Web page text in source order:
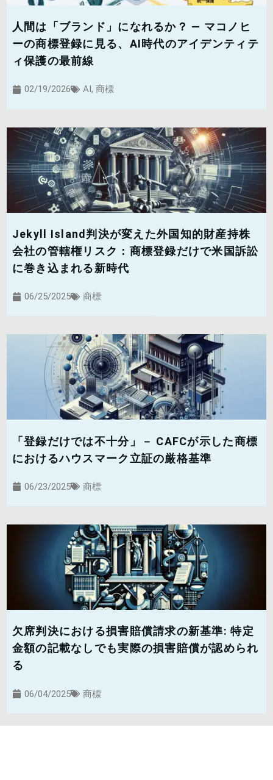
人間は「ブランド」になれるか？ — マコノヒ
ーの商標登録に見る、AI時代のアイデンティテ
ィ保護の最前線
02/19/2026 AI, 商標
Jekyll Island判決が変えた外国知的財産持株
会社の管轄権リスク：商標登録だけで米国訴訟
に巻き込まれる新時代
06/25/2025 商標
「登録だけでは不十分」－ CAFCが示した商標
におけるハウスマーク立証の厳格基準
06/23/2025 商標
欠席判決における損害賠償請求の新基準: 特定
金額の記載なしでも実際の損害賠償が認められ
る
06/04/2025 商標